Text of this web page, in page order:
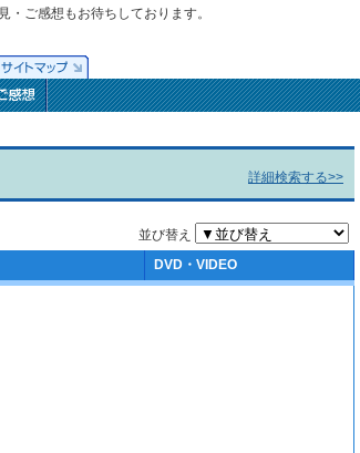
ご感想もお待ちしております。
詳細検索する>>
並び替え
DVD・VIDEO